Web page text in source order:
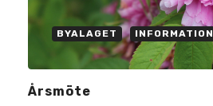
BYALAGET INFORMATION
Årsmöte